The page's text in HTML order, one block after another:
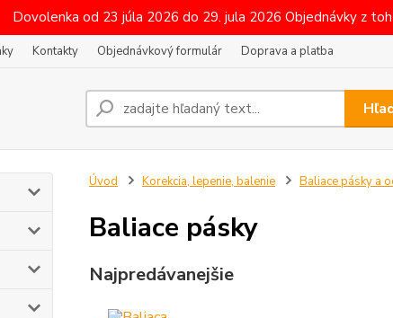
Dovolenka od 23 júla 2026 do 29. jula 2026 Objednávky z
Kontakty Objednávkový formulár Doprava a platba
Úvod Korekcia, lepenie, balenie Baliace pásky a
Baliace pásky
Najpredávanejšie